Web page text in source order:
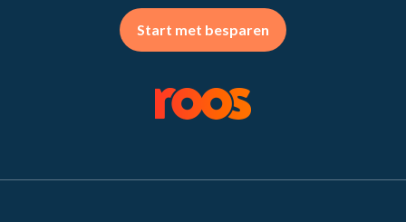
Start met besparen